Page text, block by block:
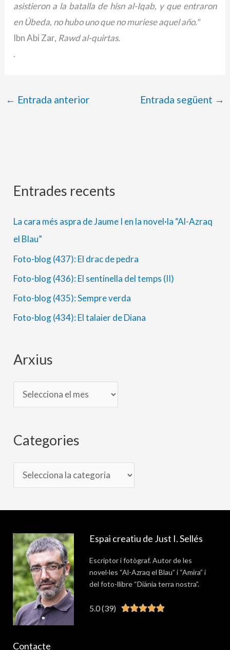
asistieron a la batalla de hisn al-Iqab, y que entraron
en Úbeda, no hubo uno que no muriese aquel año."
Ibn Abi Zar, Rawd al-quirtas.
.
← Entrada anterior Entrada següent →
Entrades recents
La cara més aspra de Jaume I en la novel·la “Al-Azraq
el Blau”
Foto-blog (437): El drac de pedra
Foto-blog (436): El sentinella del temps (II)
Foto-blog (435): Sempre verda
Foto-blog (434): El talaier de Diana
Arxius
A
x
i
u
s
Categories
C
t
e
g
o
r
i
Espai creatiu de Just I. Sellés
Escriptor i fotògraf. Autor de les
novel·les “Al-Azraq el Blau” i “Amira” i
del foto-llibre “Diània terra nostra”.
5.0 (39) Valorat
Contacte